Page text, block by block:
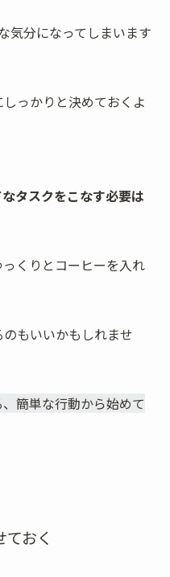
気分になってしまいます
っかりと決めておくよ
タスクをこなす必要は
くりとコーヒーを入れ
もいいかもしれませ
簡単な行動から始めて
おく